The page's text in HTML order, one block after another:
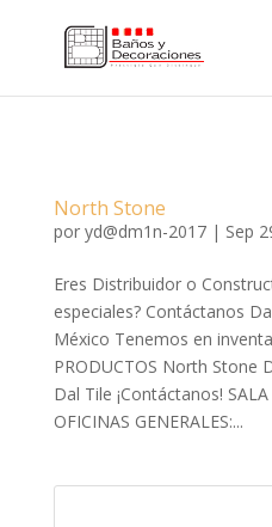
North Stone
por yd@dm1n-2017| Sep
Eres Distribuidor o
especiales? Contáctanos
México Tenemos en
PRODUCTOS North Stone
Dal Tile ¡Contáctanos!
OFICINAS GENERALES:...